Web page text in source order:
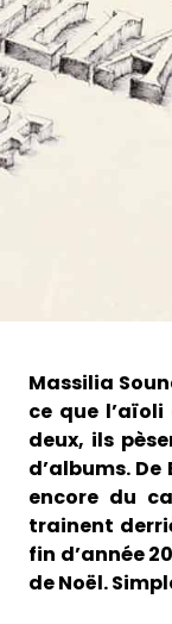
Massilia
ce que
deux, ils
d’albums.
encore du
trainent
fin d’année
de Noël.